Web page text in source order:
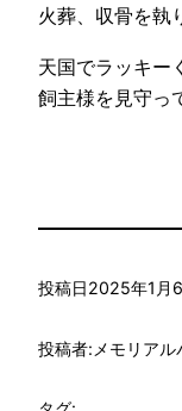
火葬、収骨を執
天国でラッキー
飼主様を見守っ
投稿日2025年1月
投稿者: メモリアル